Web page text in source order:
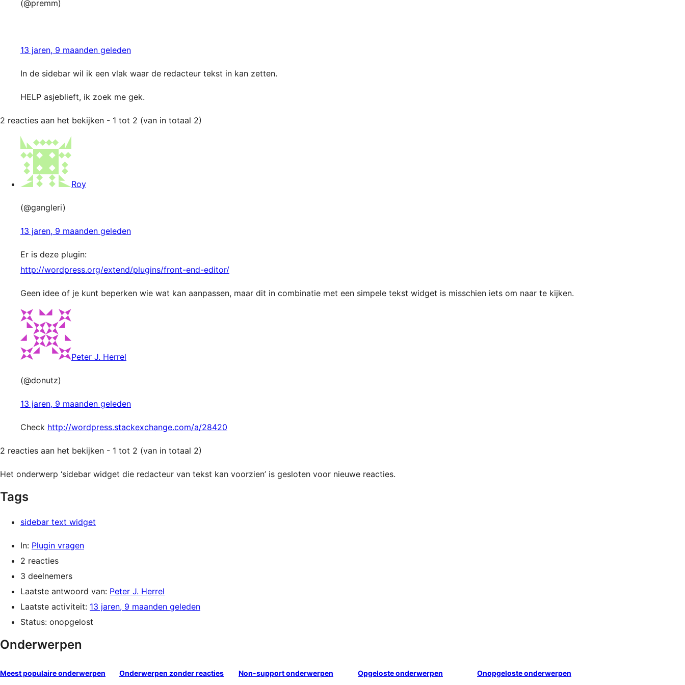
(@premm)
13 jaren, 9 maanden geleden
In de sidebar wil ik een vlak waar de redacteur tekst in kan zetten.
HELP asjeblieft, ik zoek me gek.
2 reacties aan het bekijken - 1 tot 2 (van in totaal 2)
Roy
(@gangleri)
13 jaren, 9 maanden geleden
Er is deze plugin:
http://wordpress.org/extend/plugins/front-end-editor/
Geen idee of je kunt beperken wie wat kan aanpassen, maar dit in combinatie met een simpele tekst widget is misschien iets om naar te kijken.
Peter J. Herrel
(@donutz)
13 jaren, 9 maanden geleden
Check http://wordpress.stackexchange.com/a/28420
2 reacties aan het bekijken - 1 tot 2 (van in totaal 2)
Het onderwerp ‘sidebar widget die redacteur van tekst kan voorzien’ is gesloten voor nieuwe reacties.
Tags
sidebar text widget
In: Plugin vragen
2 reacties
3 deelnemers
Laatste antwoord van: Peter J. Herrel
Laatste activiteit: 13 jaren, 9 maanden geleden
Status: onopgelost
Onderwerpen
Meest populaire onderwerpen Onderwerpen zonder reacties Non-support onderwerpen Opgeloste onderwerpen Onopgeloste onderwerpen